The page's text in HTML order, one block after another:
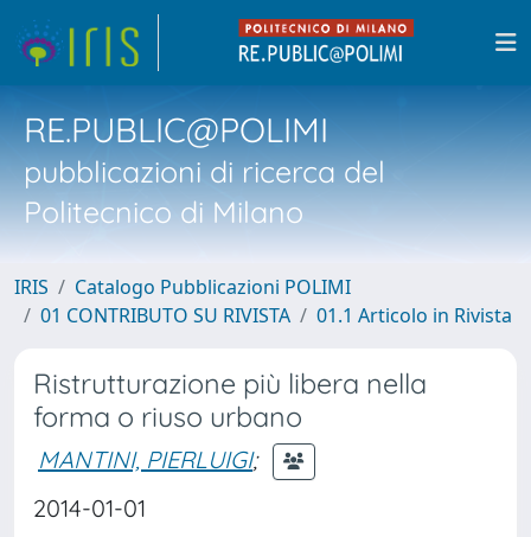
RE.PUBLIC@POLIMI
pubblicazioni di ricerca del
Politecnico di Milano
IRIS
Catalogo Pubblicazioni POLIMI
01 CONTRIBUTO SU RIVISTA
01.1 Articolo in Rivista
Ristrutturazione più libera nella
forma o riuso urbano
MANTINI, PIERLUIGI;
2014-01-01